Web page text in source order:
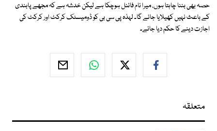
حصہ بھی بننا چاہتا ہوں، میرا نام فائنل ہوچکا ہے لیکن خدشہ ہے کہ مجھے پابندی
کے باعث نہیں کھیلایا جائے گا۔ لہذہ پی سی بی کو ڈومیسٹک کرکٹ اور کرکٹ کی
اجازت دینے کا حکم دیا جائے۔
متعلقہ